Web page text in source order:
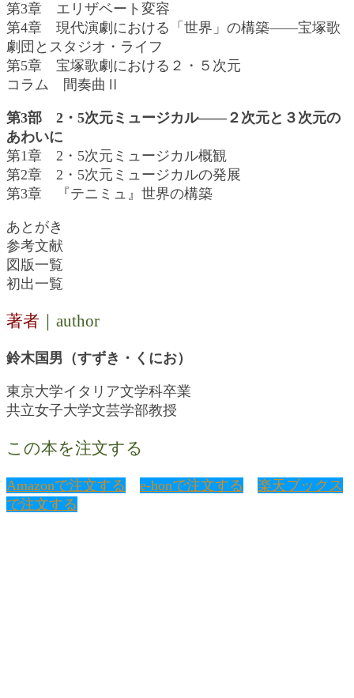
第3章 エリザベート変容
第4章 現代演劇における「世界」の構築――宝塚歌
劇団とスタジオ・ライフ
第5章 宝塚歌劇における２・５次元
コラム 間奏曲Ⅱ
第3部 2・5次元ミュージカル――２次元と３次元の
あわいに
第1章 2・5次元ミュージカル概観
第2章 2・5次元ミュージカルの発展
第3章 『テニミュ』世界の構築
あとがき
参考文献
図版一覧
初出一覧
著者 ｜author
鈴木国男（すずき・くにお）
東京大学イタリア文学科卒業
共立女子大学文芸学部教授
この本を注文する
Amazonで注文する e-honで注文する
楽天ブックス
で注文する